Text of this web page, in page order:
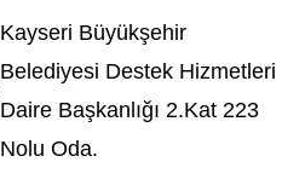
Kayseri Büyükşehir
Belediyesi Destek Hizmetleri
Daire Başkanlığı 2.Kat 223
Nolu Oda.